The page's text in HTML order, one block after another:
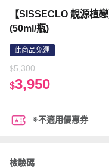
【SISSECLO 靚源植
(50ml/瓶)
此商品免運
$5,300
$3,950
※不適用優惠券
檢驗碼